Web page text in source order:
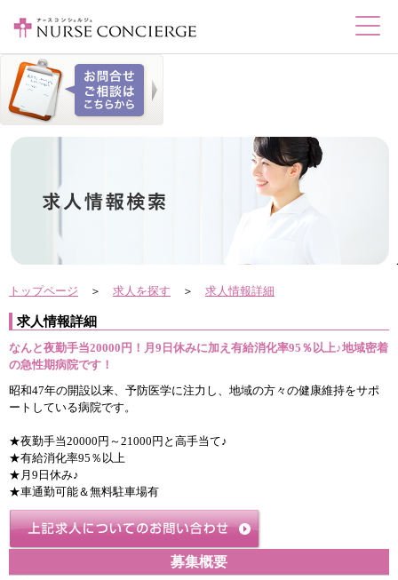
トップページ ＞ 求人を探す ＞ 求人情報詳細
求人情報詳細
なんと夜勤手当20000円！月9日休みに加え有給消化率95％以上♪地域密着
の急性期病院です！
昭和47年の開設以来、予防医学に注力し、地域の方々の健康維持をサポ
ートしている病院です。
★夜勤手当20000円～21000円と高手当て♪
★有給消化率95％以上
★月9日休み♪
★車通勤可能＆無料駐車場有
募集概要